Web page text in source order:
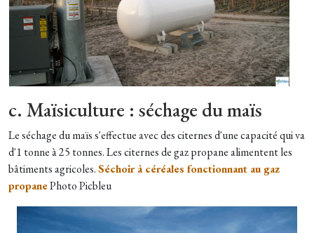
c. Maïsiculture : séchage du maïs
Le séchage du maïs s'effectue avec des citernes d'une capacité qui va
d'1 tonne à 25 tonnes. Les citernes de gaz propane alimentent les
bâtiments agricoles.Séchoir à céréales fonctionnant au gaz
propanePhoto Picbleu